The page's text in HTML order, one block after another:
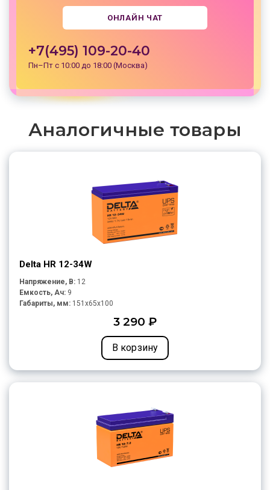
ОНЛАЙН ЧАТ
+7(495) 109-20-40
Пн–Пт с 10:00 до 18:00 (Москва)
Аналогичные товары
Delta HR 12-34W
Напряжение, В: 12
Емкость, Ач: 9
Габариты, мм: 151x65x100
3 290 ₽
В корзину